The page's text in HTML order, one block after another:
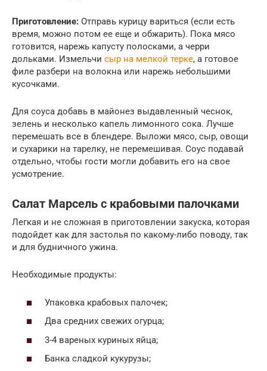
Приготовление: Отправь курицу вариться (если есть
время, можно потом ее еще и обжарить). Пока мясо
готовится, нарежь капусту полосками, а черри
дольками. Измельчи сыр на мелкой терке, а готовое
филе разбери на волокна или нарежь небольшими
кусочками.
Для соуса добавь в майонез выдавленный чеснок,
зелень и несколько капель лимонного сока. Лучше
перемешать все в блендере. Выложи мясо, сыр, овощи
и сухарики на тарелку, не перемешивая. Соус подавай
отдельно, чтобы гости могли добавить его на свое
усмотрение.
Салат Марсель с крабовыми палочками
Легкая и не сложная в приготовлении закуска, которая
подойдет как для застолья по какому-либо поводу, так
и для будничного ужина.
Необходимые продукты:
Упаковка крабовых палочек;
Два средних свежих огурца;
3-4 вареных куриных яйца;
Банка сладкой кукурузы;